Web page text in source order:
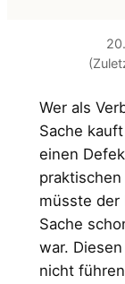
Wer als
Sache
einen
müsste der
Sache
war.
nicht